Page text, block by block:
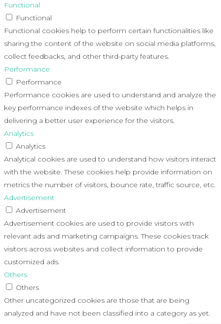
Functional
Functional
Functional cookies help to perform certain functionalities like
sharing the content of the website on social media platforms,
collect feedbacks, and other third-party features.
Performance
Performance
Performance cookies are used to understand and analyze the
key performance indexes of the website which helps in
delivering a better user experience for the visitors.
Analytics
Analytics
Analytical cookies are used to understand how visitors interact
with the website. These cookies help provide information on
metrics the number of visitors, bounce rate, traffic source, etc.
Advertisement
Advertisement
Advertisement cookies are used to provide visitors with
relevant ads and marketing campaigns. These cookies track
visitors across websites and collect information to provide
customized ads.
Others
Others
Other uncategorized cookies are those that are being
analyzed and have not been classified into a category as yet.